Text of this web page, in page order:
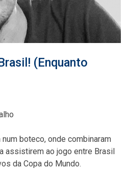
(Enquanto
boteco, onde combinaram
assistirem ao jogo entre Brasil
da Copa do Mundo.